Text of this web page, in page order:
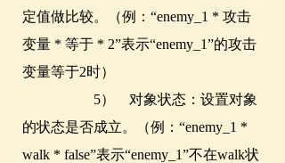
定值做比较。（例：“enemy_1 * 攻击
变量 * 等于 * 2”表示“enemy_1”的攻击
变量等于2时）
5） 对象状态：设置对象
的状态是否成立。（例：“enemy_1 *
walk * false”表示“enemy_1”不在walk状